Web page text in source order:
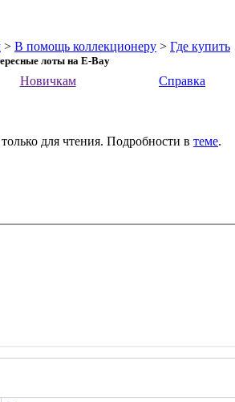
> В помощь коллекционеру > Где купить
лоты на E-Bay
Новичкам Справка
для чтения. Подробности в теме.